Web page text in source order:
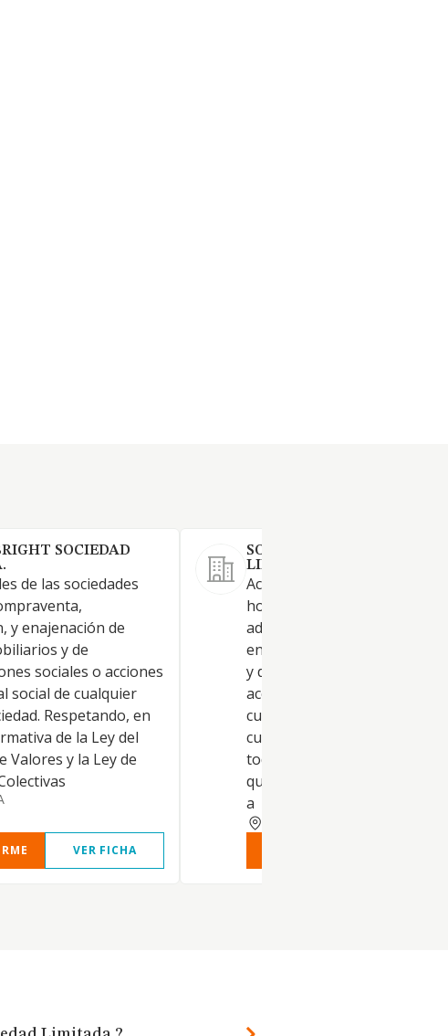
SOCIEDAD
de las sociedades
y enajenación de
y de
sociales o acciones
social de cualquier
Respetando, en
de la Ley del
Valores y la Ley de
VER FICHA
SOL DE VERGINA
LIMITADA.
Actividades de las sociedades
holding. Compraventa,
adquisición, tenencia, y
enajenación de valores
y de participaciones sociales
acciones en el capital social
cualquier tipo de sociedad,
cuenta propia, respetando
todo la normativa vigente,
quedando excluidas todas
a